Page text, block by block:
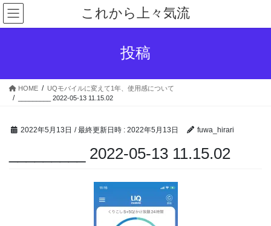
コ
ン
テ
ス
ナ
ビ
ゲ
ン
これから上々気流
投稿
HOME
UQモバイルに変えて1年、使用感について
_________ 2022-05-13 11.15.02
2022年5月13日 / 最終更新日時 : 2022年5月13日 fuwa_hirari
_________ 2022-05-13 11.15.02